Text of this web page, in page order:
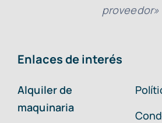
proveedor»
Enlaces de interés
Alquiler de
maquinaria